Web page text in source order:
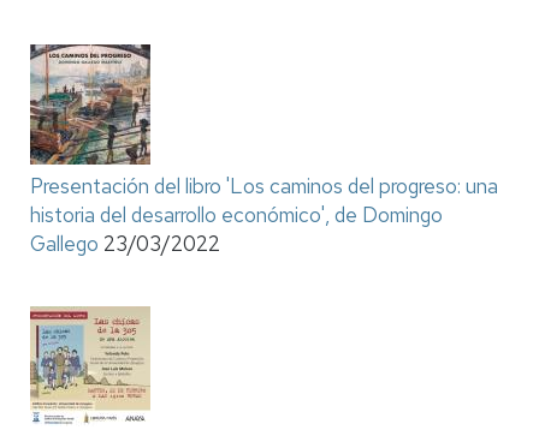
Presentación del libro 'Los caminos del progreso: una
historia del desarrollo económico', de Domingo
Gallego 23/03/2022